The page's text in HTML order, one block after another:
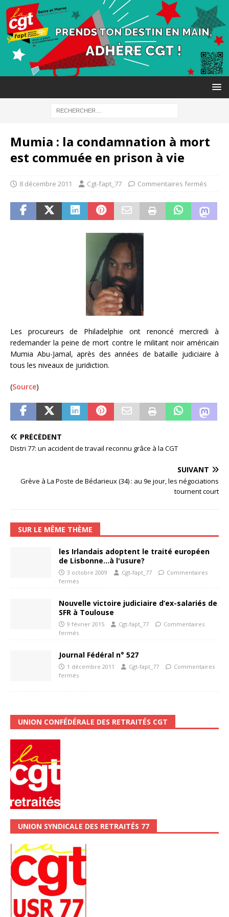
Mumia : la condamnation à mort
est commuée en prison à vie
8 décembre 2011 Cgt-fapt_77 Commentaires fermés
Les procureurs de Philadelphie ont renoncé mercredi à
redemander la peine de mort contre le militant noir américain
Mumia Abu-Jamal, après des années de bataille judiciaire à
tous les niveaux de juridiction.
(Source)
PRÉCÉDENT
Distri 77: un accident de travail reconnu grâce à la CGT
SUIVANT
Grève à La Poste de Bédarieux (34) : au 9e jour, les négociations
tournent court
SUR LE MÊME THÈME
les Irlandais adoptent le traité européen
de Lisbonne…à l'usure?
3 octobre 2009 Cgt-fapt_77
Commentaires
fermés
Nouvelle victoire judiciaire d’ex-salariés de
SFR à Toulouse
9 février 2015 Cgt-fapt_77
Commentaires
fermés
Journal Fédéral n° 527
1 décembre 2011 Cgt-fapt_77
Commentaires
fermés
UNION CONFÉDÉRALE DES RETRAITÉS CGT
UNION SYNDICALE DES RETRAITÉS 77